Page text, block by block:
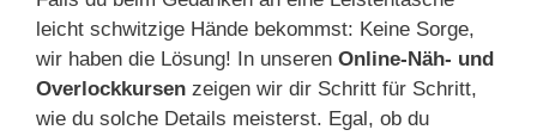
leicht schwitzige Hände bekommst: Keine Sorge,
wir haben die Lösung! In unseren Online-Näh- und
Overlockkursen zeigen wir dir Schritt für Schritt,
wie du solche Details meisterst. Egal, ob du